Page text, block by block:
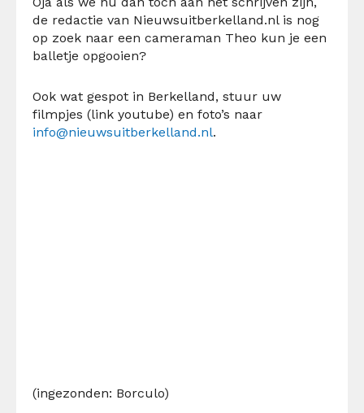
de redactie van Nieuwsuitberkelland.nl is nog
op zoek naar een cameraman Theo kun je een
balletje opgooien?
Ook wat gespot in Berkelland, stuur uw
filmpjes (link youtube) en foto’s naar
info@nieuwsuitberkelland.nl.
(ingezonden: Borculo)